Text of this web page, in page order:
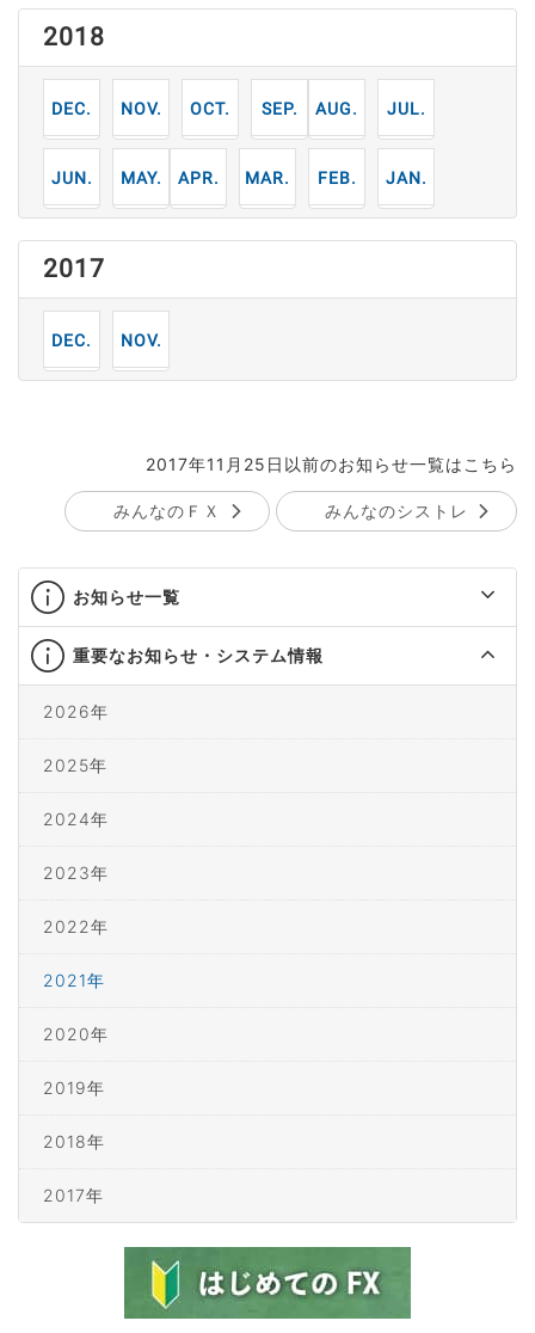
2018
12月 11月 10月 9月 8月 7月
6月 5月 4月 3月 2月 1月
2017
12月 11月
2017年11月25日以前のお知らせ一覧はこちら
みんなのＦＸ みんなのシストレ
お知らせ一覧
重要なお知らせ・システム情報
2026年
2025年
2024年
2023年
2022年
2021年
2020年
2019年
2018年
2017年